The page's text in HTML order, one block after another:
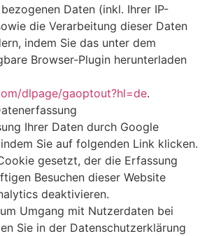
Daten (inkl. Ihrer IP-
die Verarbeitung dieser Daten
indem Sie das unter dem
Browser-Plugin herunterladen
dlpage/gaoptout?hl=de.
Ihrer Daten durch Google
Sie auf folgenden Link klicken.
gesetzt, der die Erfassung
Besuchen dieser Website
deaktivieren.
Umgang mit Nutzerdaten bei
Sie in der Datenschutzerklärung